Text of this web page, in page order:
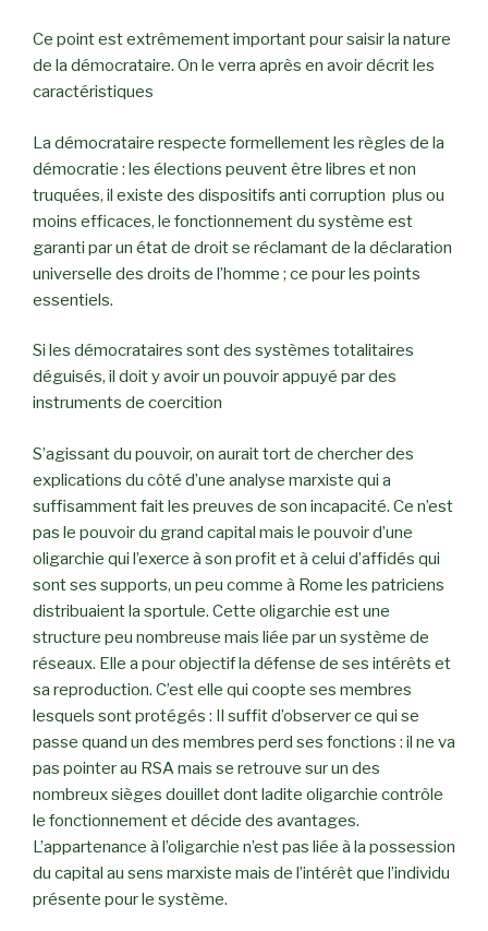
Ce point est extrêmement important pour saisir la nature
de la démocrataire. On le verra après en avoir décrit les
caractéristiques
La démocrataire respecte formellement les règles de la
démocratie : les élections peuvent être libres et non
truquées, il existe des dispositifs anti corruption plus ou
moins efficaces, le fonctionnement du système est
garanti par un état de droit se réclamant de la déclaration
universelle des droits de l’homme ; ce pour les points
essentiels.
Si les démocrataires sont des systèmes totalitaires
déguisés, il doit y avoir un pouvoir appuyé par des
instruments de coercition
S’agissant du pouvoir, on aurait tort de chercher des
explications du côté d’une analyse marxiste qui a
suffisamment fait les preuves de son incapacité. Ce n’est
pas le pouvoir du grand capital mais le pouvoir d’une
oligarchie qui l’exerce à son profit et à celui d’affidés qui
sont ses supports, un peu comme à Rome les patriciens
distribuaient la sportule. Cette oligarchie est une
structure peu nombreuse mais liée par un système de
réseaux. Elle a pour objectif la défense de ses intérêts et
sa reproduction. C’est elle qui coopte ses membres
lesquels sont protégés : Il suffit d’observer ce qui se
passe quand un des membres perd ses fonctions : il ne va
pas pointer au RSA mais se retrouve sur un des
nombreux sièges douillet dont ladite oligarchie contrôle
le fonctionnement et décide des avantages.
L’appartenance à l’oligarchie n’est pas liée à la possession
du capital au sens marxiste mais de l’intérêt que l’individu
présente pour le système.